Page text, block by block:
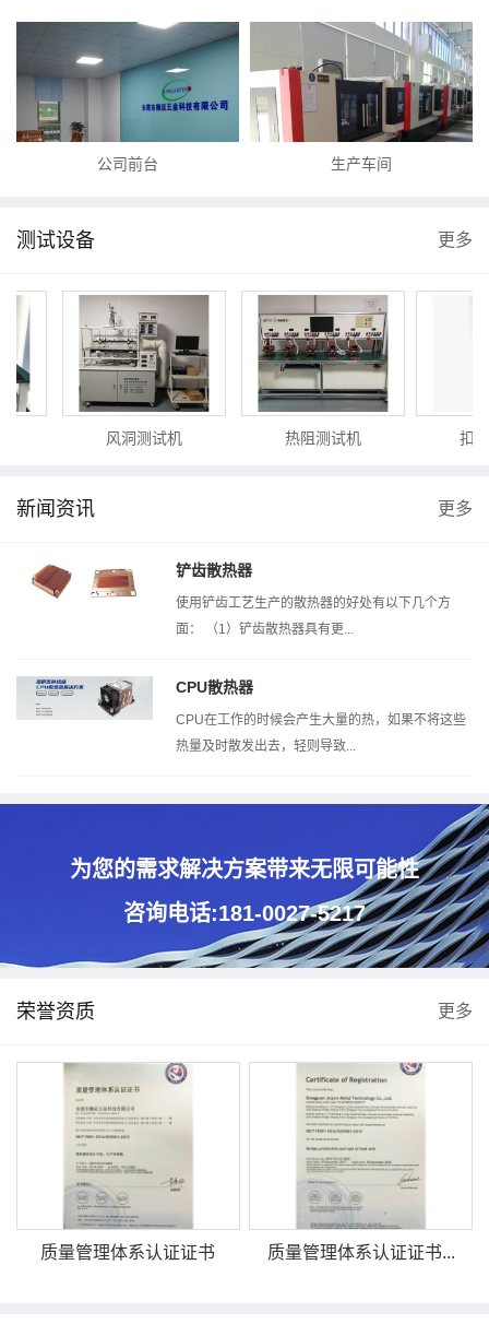
公司前台 生产车间
测试设备 更多
风洞测试机 热阻测试机 扣压
新闻资讯 更多
铲齿散热器
使用铲齿工艺生产的散热器的好处有以下几个方
面： （1）铲齿散热器具有更...
CPU散热器
CPU在工作的时候会产生大量的热，如果不将这些
热量及时散发出去，轻则导致...
为您的需求解决方案带来无限可能性
咨询电话:181-0027-5217
荣誉资质 更多
质量管理体系认证证书 质量管理体系认证证书...